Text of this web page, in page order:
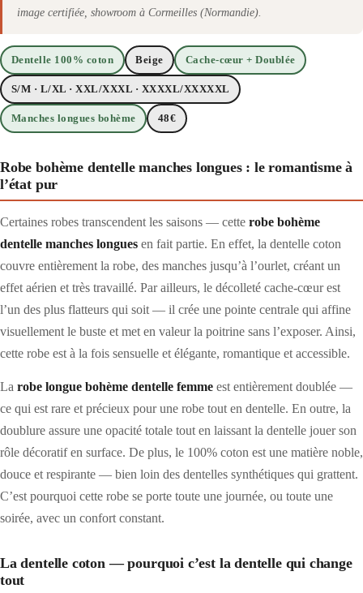
image certifiée, showroom à Cormeilles (Normandie).
Dentelle 100% coton Beige Cache-cœur + Doublée
S/M · L/XL · XXL/XXXL · XXXXL/XXXXXL
Manches longues bohème 48€
Robe bohème dentelle manches longues : le romantisme à
l’état pur
Certaines robes transcendent les saisons — cette robe bohème
dentelle manches longues en fait partie. En effet, la dentelle coton
couvre entièrement la robe, des manches jusqu’à l’ourlet, créant un
effet aérien et très travaillé. Par ailleurs, le décolleté cache-cœur est
l’un des plus flatteurs qui soit — il crée une pointe centrale qui affine
visuellement le buste et met en valeur la poitrine sans l’exposer. Ainsi,
cette robe est à la fois sensuelle et élégante, romantique et accessible.
La robe longue bohème dentelle femme est entièrement doublée —
ce qui est rare et précieux pour une robe tout en dentelle. En outre, la
doublure assure une opacité totale tout en laissant la dentelle jouer son
rôle décoratif en surface. De plus, le 100% coton est une matière noble,
douce et respirante — bien loin des dentelles synthétiques qui grattent.
C’est pourquoi cette robe se porte toute une journée, ou toute une
soirée, avec un confort constant.
La dentelle coton — pourquoi c’est la dentelle qui change
tout